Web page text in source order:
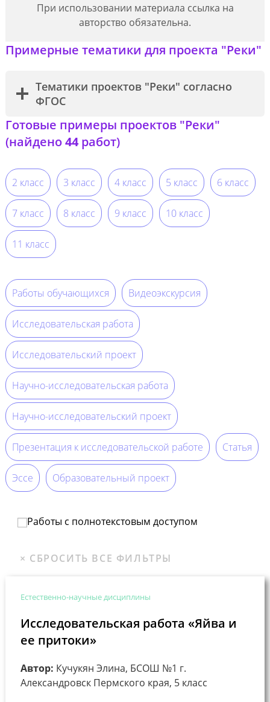
При использовании материала ссылка на
авторство обязательна.
Примерные тематики для проекта "Реки"
Тематики проектов "Реки" согласно
ФГОС
Готовые примеры проектов "Реки"
(найдено44работ)
2 класс 3 класс 4 класс 5 класс 6 класс
7 класс 8 класс 9 класс 10 класс
11 класс
Работы обучающихся Видеоэкскурсия
Исследовательская работа
Исследовательский проект
Научно-исследовательская работа
Научно-исследовательский проект
Презентация к исследовательской работе Статья
Эссе Образовательный проект
Работы с полнотекстовым доступом
Естественно-научные дисциплины
Исследовательская работа «Яйва и
ее притоки»
Автор: Кучукян Элина, БСОШ №1 г.
Александровск Пермского края, 5 класс